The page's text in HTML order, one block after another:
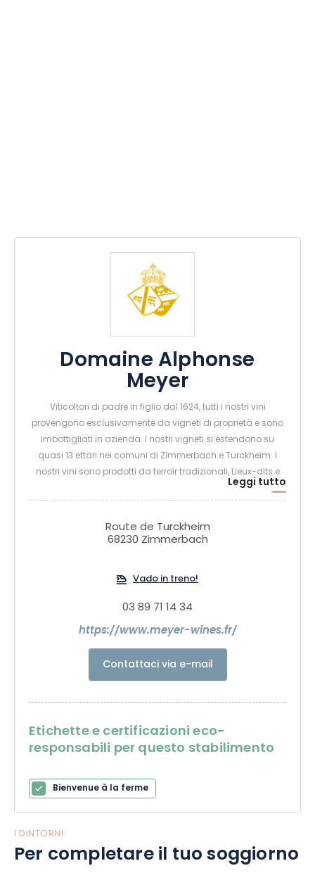
Domaine Alphonse
Meyer
Viticoltori di padre in figlio dal 1624, tutti i nostri vini
provengono esclusivamente da vigneti di proprietà e sono
imbottigliati in azienda. I nostri vigneti si estendono su
quasi 13 ettari nei comuni di Zimmerbach e Turckheim. I
nostri vini sono prodotti da terroir tradizionali, Lieux-dits e
Grand Cru, che lasciano tutti il segno sui nostri vini.
Leggi tutto
Route de Turckheim
68230 Zimmerbach
Vado in treno!
03 89 71 14 34
https://www.meyer-wines.fr/
Contattaci via e-mail
Etichette e certificazioni eco-
responsabili per questo stabilimento
Bienvenue à la ferme
I DINTORNI
Per completare il tuo soggiorno